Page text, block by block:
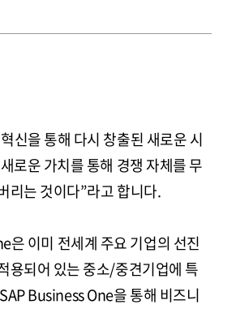
신을 통해 다시 창출된 새로운 시
로운 가치를 통해 경쟁 자체를 무
리는 것이다”라고 합니다.
은 이미 전세계 주요 기업의 선진
용되어 있는 중소/중견기업에 특
Business One을 통해 비즈니